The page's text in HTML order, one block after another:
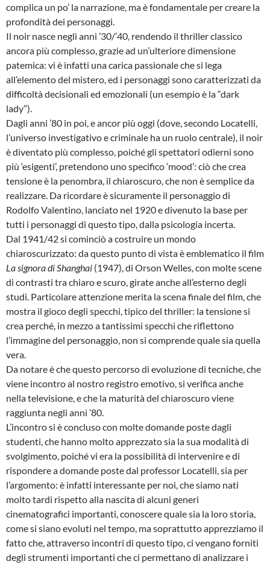
complica un po’ la narrazione, ma è fondamentale per creare la
profondità dei personaggi.
Il noir nasce negli anni ’30/’40, rendendo il thriller classico
ancora più complesso, grazie ad un’ulteriore dimensione
patemica: vi è infatti una carica passionale che si lega
all’elemento del mistero, ed i personaggi sono caratterizzati da
difficoltà decisionali ed emozionali (un esempio è la “dark
lady”).
Dagli anni ’80 in poi, e ancor più oggi (dove, secondo Locatelli,
l’universo investigativo e criminale ha un ruolo centrale), il noir
è diventato più complesso, poiché gli spettatori odierni sono
più ‘esigenti’, pretendono uno specifico ‘mood’: ciò che crea
tensione è la penombra, il chiaroscuro, che non è semplice da
realizzare. Da ricordare è sicuramente il personaggio di
Rodolfo Valentino, lanciato nel 1920 e divenuto la base per
tutti i personaggi di questo tipo, dalla psicologia incerta.
Dal 1941/42 si cominciò a costruire un mondo
chiaroscurizzato: da questo punto di vista è emblematico il film
La signora di Shanghai (1947), di Orson Welles, con molte scene
di contrasti tra chiaro e scuro, girate anche all’esterno degli
studi. Particolare attenzione merita la scena finale del film, che
mostra il gioco degli specchi, tipico del thriller: la tensione si
crea perché, in mezzo a tantissimi specchi che riflettono
l’immagine del personaggio, non si comprende quale sia quella
vera.
Da notare è che questo percorso di evoluzione di tecniche, che
viene incontro al nostro registro emotivo, si verifica anche
nella televisione, e che la maturità del chiaroscuro viene
raggiunta negli anni ’80.
L’incontro si è concluso con molte domande poste dagli
studenti, che hanno molto apprezzato sia la sua modalità di
svolgimento, poiché vi era la possibilità di intervenire e di
rispondere a domande poste dal professor Locatelli, sia per
l’argomento: è infatti interessante per noi, che siamo nati
molto tardi rispetto alla nascita di alcuni generi
cinematografici importanti, conoscere quale sia la loro storia,
come si siano evoluti nel tempo, ma soprattutto apprezziamo il
fatto che, attraverso incontri di questo tipo, ci vengano forniti
degli strumenti importanti che ci permettano di analizzare i